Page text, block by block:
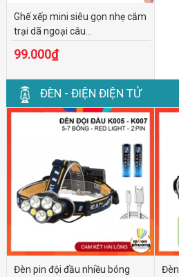
Ghế xếp mini siêu gọn nhẹ cắm
trại dã ngoại câu...
99.000₫
ĐÈN - ĐIỆN ĐIỆN TỬ
Đèn pin đội đầu nhiều bóng